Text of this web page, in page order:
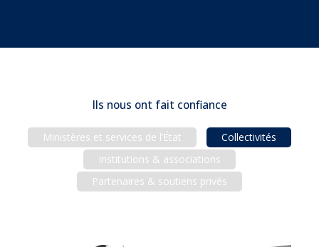
Ils nous ont fait confiance
Ministères et services de l’État
Collectivités
Institutions & associations
Partenaires & soutiens privés